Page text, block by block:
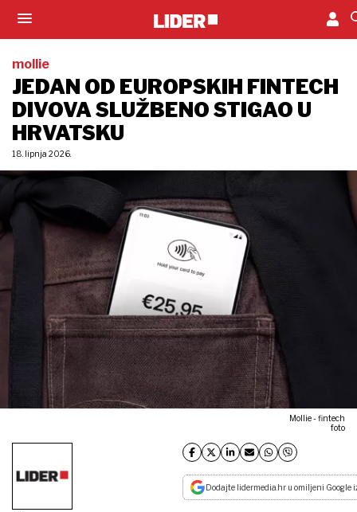
mollie
JEDAN OD EUROPSKIH FINTECH
DIVOVA SLUŽBENO STIGAO U
HRVATSKU
18. lipnja 2026.
Mollie - fintech
foto
Dodajte lidermedia.hr u omiljeni Google